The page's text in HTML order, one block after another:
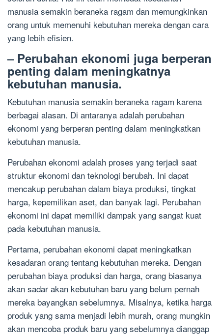
manusia semakin beraneka ragam dan memungkinkan
orang untuk memenuhi kebutuhan mereka dengan cara
yang lebih efisien.
– Perubahan ekonomi juga berperan
penting dalam meningkatnya
kebutuhan manusia.
Kebutuhan manusia semakin beraneka ragam karena
berbagai alasan. Di antaranya adalah perubahan
ekonomi yang berperan penting dalam meningkatkan
kebutuhan manusia.
Perubahan ekonomi adalah proses yang terjadi saat
struktur ekonomi dan teknologi berubah. Ini dapat
mencakup perubahan dalam biaya produksi, tingkat
harga, kepemilikan aset, dan banyak lagi. Perubahan
ekonomi ini dapat memiliki dampak yang sangat kuat
pada kebutuhan manusia.
Pertama, perubahan ekonomi dapat meningkatkan
kesadaran orang tentang kebutuhan mereka. Dengan
perubahan biaya produksi dan harga, orang biasanya
akan sadar akan kebutuhan baru yang belum pernah
mereka bayangkan sebelumnya. Misalnya, ketika harga
produk yang sama menjadi lebih murah, orang mungkin
akan mencoba produk baru yang sebelumnya dianggap